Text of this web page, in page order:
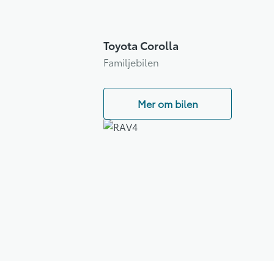
Toyota Corolla
Familjebilen
Mer om bilen